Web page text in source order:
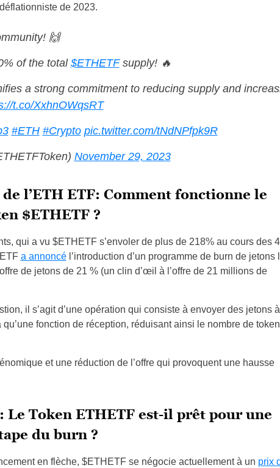
de 2023.
🙌
of the total$ETHETFsupply! 🔥
a strong commitment to reducing supply and
t.co/XxhnOWqsRT
#ETH #Crypto pic.twitter.com/tNdNPfpk9R
November 29, 2023
l’ETH ETF: Comment fonctionne le
$ETHETF ?
qui a vu $ETHETF s’envoler de plus de 218% au cours des
a annoncél’introduction d’un programme de burn de jetons
de jetons de 21 % (un clin d’œil à l’offre de 21 millions de
il s’agit d’une opération qui consiste à envoyer des jetons à
fonction de réception, réduisant ainsi le nombre de
et une réduction de l’offre qui provoquent une hausse
Le Token ETHETF est-il prêt pour une
du burn ?
en flèche, $ETHETF se négocie actuellement à un prix